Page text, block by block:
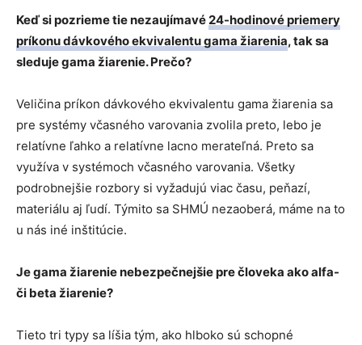
Keď si pozrieme tie nezaujímavé24-hodinové priemery
príkonu dávkového ekvivalentu gama žiarenia, tak sa
sleduje gama žiarenie. Prečo?
Veličina príkon dávkového ekvivalentu gama žiarenia sa
pre systémy včasného varovania zvolila preto, lebo je
relatívne ľahko a relatívne lacno merateľná. Preto sa
využíva v systémoch včasného varovania. Všetky
podrobnejšie rozbory si vyžadujú viac času, peňazí,
materiálu aj ľudí. Týmito sa SHMÚ nezaoberá, máme na to
u nás iné inštitúcie.
Je gama žiarenie nebezpečnejšie pre človeka ako alfa-
či beta žiarenie?
Tieto tri typy sa líšia tým, ako hlboko sú schopné